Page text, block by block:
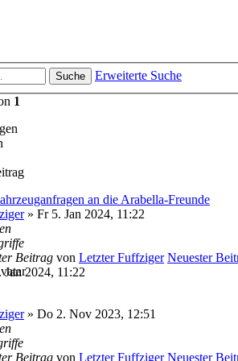
Suche
Erweiterte Suche
1
an die Arabella-Freunde
» Fr 5. Jan 2024, 11:22
Beitrag von Letzter Fuffziger Neuester
Jan 2024, 11:22
» Do 2. Nov 2023, 12:51
Beitrag von Letzter Fuffziger Neuester